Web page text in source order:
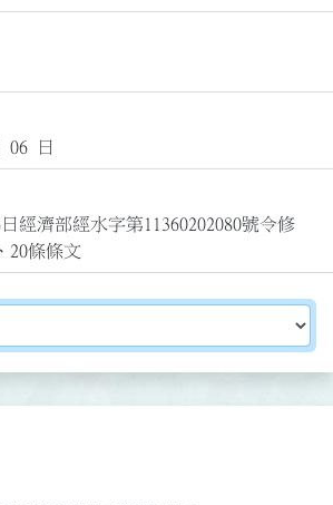
06 日
經濟部經水字第11360202080號令修
20條條文
容